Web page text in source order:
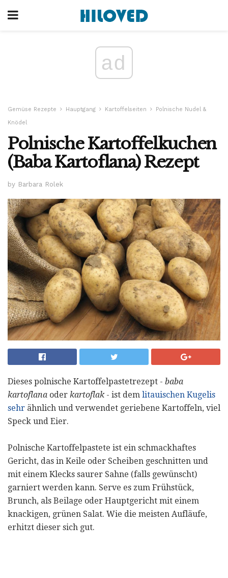
ad
Gemüse Rezepte Hauptgang Kartoffelseiten
Polnische Nudel &
Knödel
Polnische Kartoffelkuchen
(Baba Kartoflana) Rezept
by Barbara Rolek
Dieses polnische Kartoffelpastetrezept - baba
kartoflana oder kartoflak- ist dem litauischen Kugelis
sehr ähnlich und verwendet geriebene Kartoffeln, viel
Speck und Eier.
Polnische Kartoffelpastete ist ein schmackhaftes
Gericht, das in Keile oder Scheiben geschnitten und
mit einem Klecks saurer Sahne (falls gewünscht)
garniert werden kann. Serve es zum Frühstück,
Brunch, als Beilage oder Hauptgericht mit einem
knackigen, grünen Salat. Wie die meisten Aufläufe,
erhitzt dieser sich gut.